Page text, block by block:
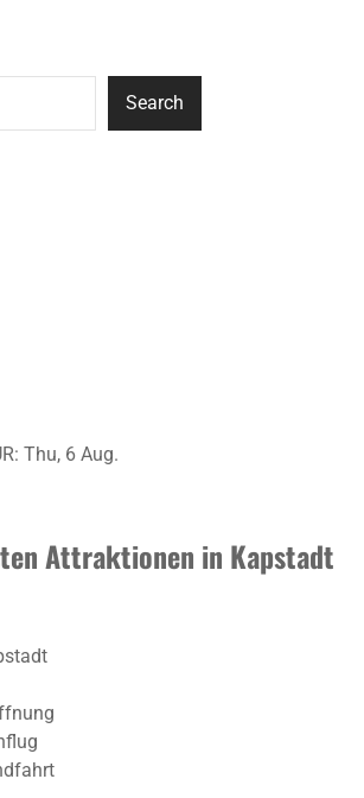
Search
: Thu, 6 Aug.
Attraktionen in Kapstadt